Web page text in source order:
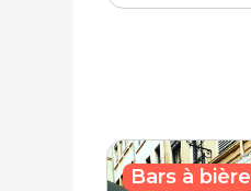
Bars à bière